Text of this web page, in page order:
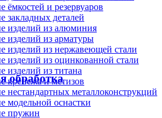
обработка
ёмкостей и резервуаров
закладных деталей
изделий из алюминия
изделий из арматуры
изделий из нержавеющей стали
изделий из оцинкованной стали
изделий из титана
крепежа и метизов
нестандартных металлоконструкций
модельной оснастки
пружин